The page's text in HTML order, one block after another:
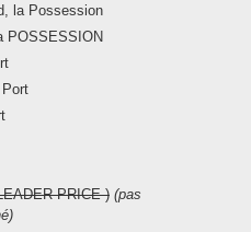
la Possession
POSSESSION
PRICE ) (pas